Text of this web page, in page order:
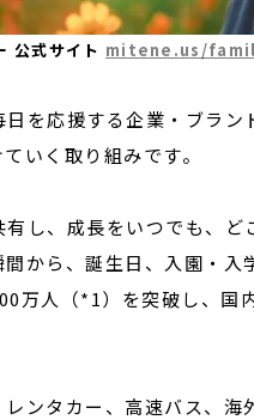
公式サイト mitene.us/
を応援する企業・ブラン
いく取り組みです。
し、成長をいつでも、ど
から、誕生日、入園・入
万人（*1）を突破し、国
ンタカー、高速バス、海